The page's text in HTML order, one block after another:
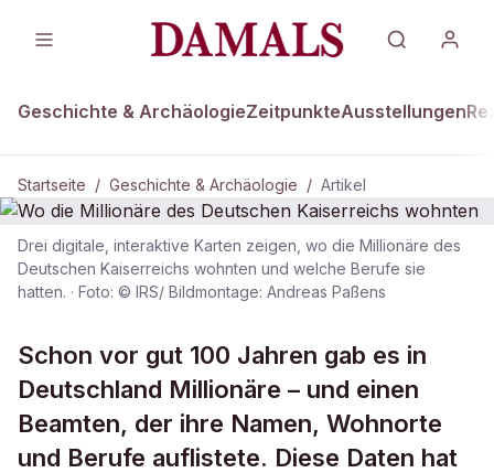
Geschichte & ArchäologieZeitpunkteAusstellungen
Startseite / Geschichte & Archäologie / Artikel
GESCHICHTE & ARCHÄOLOGIE
Wo die Millionäre des Deutschen
Drei digitale, interaktive Karten zeigen, wo die Millionäre des
Deutschen Kaiserreichs wohnten und welche Berufe sie
hatten. · Foto: © IRS/ Bildmontage: Andreas Paßens
Schon vor gut 100 Jahren gab es in
Deutschland Millionäre – und einen
Beamten, der ihre Namen, Wohnorte
und Berufe auflistete. Diese Daten hat